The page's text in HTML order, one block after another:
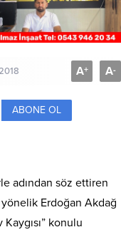
A+ A-
ABONE OL
adından söz ettiren
Erdoğan Akdağ
konulu